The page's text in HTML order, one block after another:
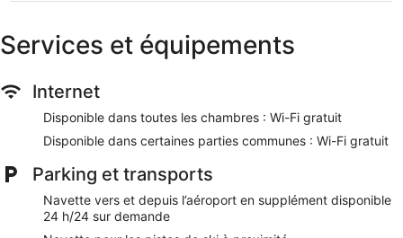
un parcours 18 trous. Les infrastructures de loisir incluent
également un sauna.
accessibles directement sur place ou à proximité. Ces
Lors de votre séjour dans Ski Lodge Engelberg, vous ne
Engelberg-Titlis. Vous pourrez profiter de services et
équipements comme le petit déjeuner gratuit, l'accès Wi-Fi à
Internet gratuit et un parking gratuit. Cet hébergement
propose des services et équipements pour chouchouter les
Services et équipements
Internet
Disponible dans toutes les chambres : Wi-Fi gratuit
Disponible dans certaines parties communes : Wi-Fi gratuit
Parking et transports
Navette vers et depuis l’aéroport en supplément disponible
24 h/24 sur demande